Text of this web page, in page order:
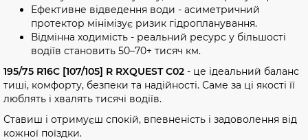
Ефективне відведення води - асиметричний
протектор мінімізує ризик гідропланування.
Відмінна ходимість - реальний ресурс у більшості
водіїв становить 50–70+ тисяч км.
195/75 R16C [107/105] R RXQUEST C02 - це ідеальний баланс
тиші, комфорту, безпеки та надійності. Саме за ці якості її
люблять і хвалять тисячі водіїв.
Ставиш і отримуєш спокій, впевненість і задоволення від
кожної поїздки.